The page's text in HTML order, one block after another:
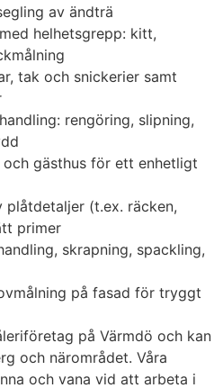
av ändträ
helhetsgrepp: kitt,
tak och snickerier samt
rengöring, slipning,
gästhus för ett enhetligt
plåtdetaljer (t.ex. räcken,
primer
skrapning, spackling,
på fasad för tryggt
på Värmdö och kan
och närområdet. Våra
och vana vid att arbeta i